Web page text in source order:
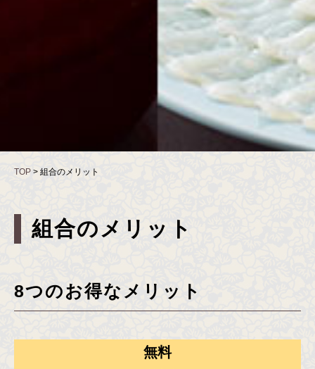
TOP > 組合のメリット
組合のメリット
8つのお得なメリット
無料